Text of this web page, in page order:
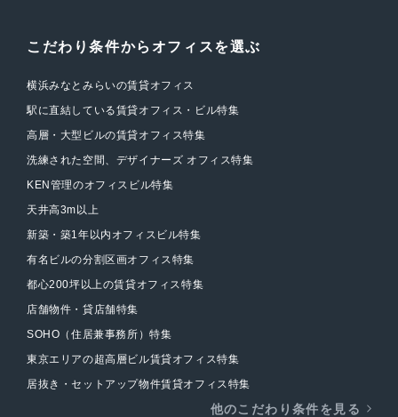
こだわり条件からオフィスを選ぶ
横浜みなとみらいの賃貸オフィス
駅に直結している賃貸オフィス・ビル特集
高層・大型ビルの賃貸オフィス特集
洗練された空間、デザイナーズ オフィス特集
KEN管理のオフィスビル特集
天井高3m以上
新築・築1年以内オフィスビル特集
有名ビルの分割区画オフィス特集
都心200坪以上の賃貸オフィス特集
店舗物件・貸店舗特集
SOHO（住居兼事務所）特集
東京エリアの超高層ビル賃貸オフィス特集
居抜き・セットアップ物件賃貸オフィス特集
他のこだわり条件を見る